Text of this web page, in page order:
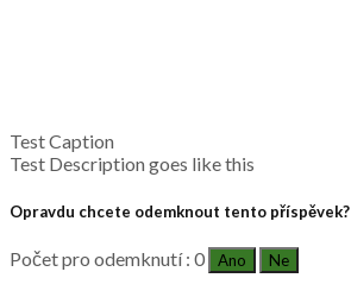
Test Caption
Test Description goes like this
Opravdu chcete odemknout tento příspěvek?
Počet pro odemknutí : 0 Ano Ne